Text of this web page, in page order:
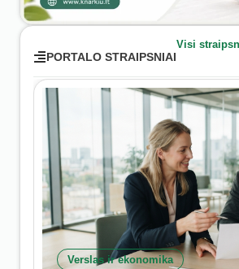
PORTALO STRAIPSNIAI
Visi
Verslas ir ekonomika